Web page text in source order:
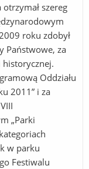
szereg
roku zdobył
Państwowe, za
Oddziału
2011” i za
„Parki
w parku
Festiwalu